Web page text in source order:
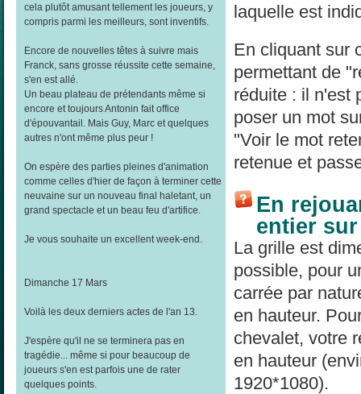
cela plutôt amusant tellement les joueurs, y
compris parmi les meilleurs, sont inventifs.
Encore de nouvelles têtes à suivre mais
Franck, sans grosse réussite cette semaine,
s'en est allé.
Un beau plateau de prétendants même si
encore et toujours Antonin fait office
d'épouvantail. Mais Guy, Marc et quelques
autres n'ont même plus peur !
On espère des parties pleines d'animation
comme celles d'hier de façon à terminer cette
neuvaine sur un nouveau final haletant, un
grand spectacle et un beau feu d'artifice.
Je vous souhaite un excellent week-end.
Dimanche 17 Mars
Voilà les deux derniers actes de l'an 13.
J'espère qu'il ne se terminera pas en
tragédie... même si pour beaucoup de
joueurs s'en est parfois une de rater
quelques points.
laquelle est
En cliquant sur
permettant de
réduite : il n'est
poser un mot
"Voir le mot
retenue et
En
entier
La grille est
possible, pour
carrée par
en hauteur.
chevalet, votre
en hauteur
1920*1080).